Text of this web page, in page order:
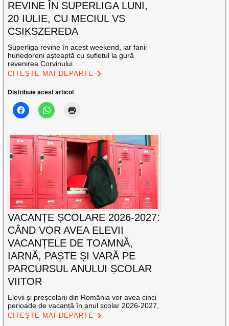
REVINE ÎN SUPERLIGA LUNI,
20 IULIE, CU MECIUL VS
CSIKSZEREDA
Superliga revine în acest weekend, iar fanii
hunedoreni așteaptă cu sufletul la gură
revenirea Corvinului
CITEȘTE MAI DEPARTE
Distribuie acest articol
VACANȚE ȘCOLARE 2026-2027:
CÂND VOR AVEA ELEVII
VACANȚELE DE TOAMNĂ,
IARNĂ, PAȘTE ȘI VARĂ PE
PARCURSUL ANULUI ȘCOLAR
VIITOR
Elevii și preșcolarii din România vor avea cinci
perioade de vacanță în anul școlar 2026-2027,
CITEȘTE MAI DEPARTE